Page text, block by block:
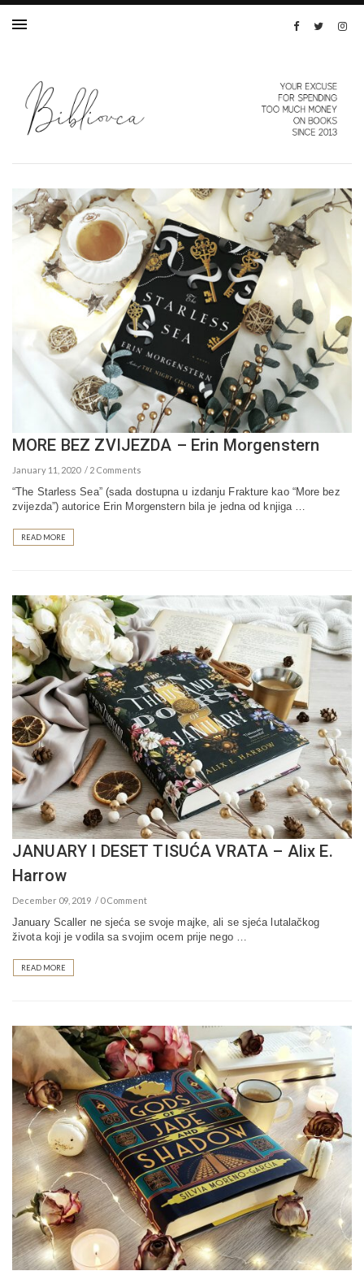
MORE BEZ ZVIJEZDA – Erin Morgenstern
January 11, 2020 2 Comments
“The Starless Sea” (sada dostupna u izdanju Frakture kao “More bez
zvijezda”) autorice Erin Morgenstern bila je jedna od knjiga …
READ MORE
JANUARY I DESET TISUĆA VRATA – Alix E.
Harrow
December 09, 2019 0 Comment
January Scaller ne sjeća se svoje majke, ali se sjeća lutalačkog
života koji je vodila sa svojim ocem prije nego …
READ MORE